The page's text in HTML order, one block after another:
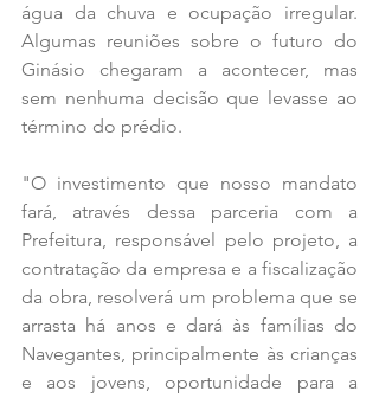
água da chuva e ocupação irregular.
Algumas reuniões sobre o futuro do
Ginásio chegaram a acontecer, mas
sem nenhuma decisão que levasse ao
término do prédio.
"O investimento que nosso mandato
fará, através dessa parceria com a
Prefeitura, responsável pelo projeto, a
contratação da empresa e a fiscalização
da obra, resolverá um problema que se
arrasta há anos e dará às famílias do
Navegantes, principalmente às crianças
e aos jovens, oportunidade para a